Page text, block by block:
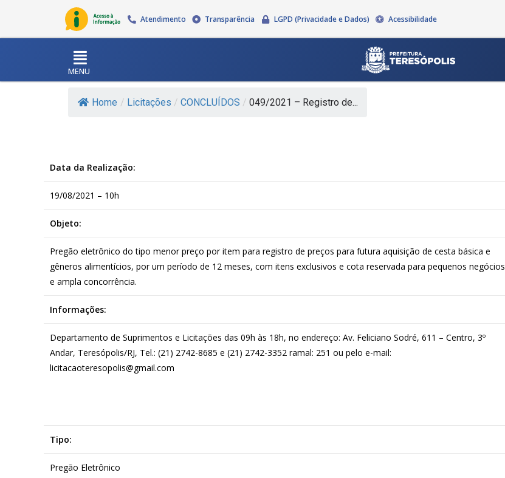
Atendimento Transparência LGPD (Privacidade e Dados) Acessibilidade
MENU
Home / Licitações / CONCLUÍDOS / 049/2021 – Registro de...
Data da Realização:
19/08/2021 – 10h
Objeto:
Pregão eletrônico do tipo menor preço por item para registro de preços para futura aquisição de cesta básica e
gêneros alimentícios, por um período de 12 meses, com itens exclusivos e cota reservada para pequenos negócios
e ampla concorrência.
Informações:
Departamento de Suprimentos e Licitações das 09h às 18h, no endereço: Av. Feliciano Sodré, 611 – Centro, 3º
Andar, Teresópolis/RJ, Tel.: (21) 2742-8685 e (21) 2742-3352 ramal: 251 ou pelo e-mail:
licitacaoteresopolis@gmail.com
Tipo:
Pregão Eletrônico